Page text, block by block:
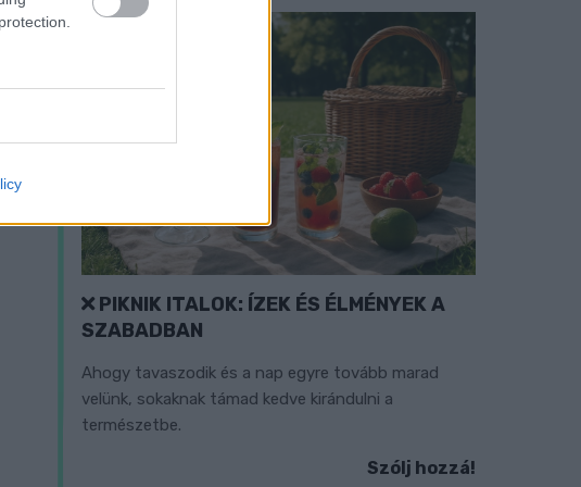
PIKNIK ITALOK: ÍZEK ÉS ÉLMÉNYEK A
SZABADBAN
Ahogy tavaszodik és a nap egyre tovább marad
velünk, sokaknak támad kedve kirándulni a
természetbe.
Szólj hozzá!